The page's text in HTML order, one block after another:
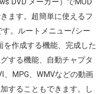
ます。超簡単に使えるフ
す。ルートメニュー/シー
作成する機能、完成した
する機能、自動チャプタ
、MPG、WMVなどの動画
することもできます。し